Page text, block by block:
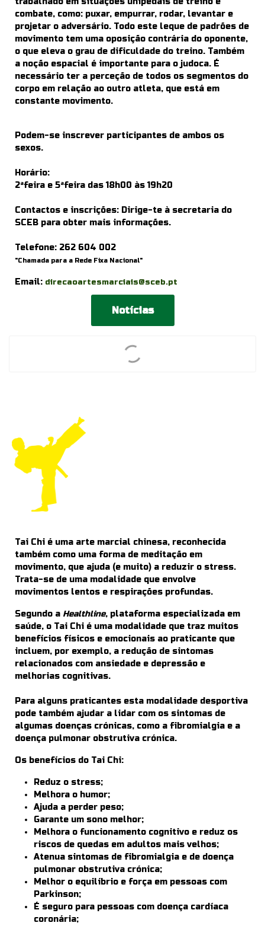
combate, como: puxar, empurrar, rodar, levantar e
projetar o adversário. Todo este leque de padrões de
movimento tem uma oposição contrária do oponente,
o que eleva o grau de dificuldade do treino. Também
a noção espacial é importante para o judoca. É
necessário ter a perceção de todos os segmentos do
corpo em relação ao outro atleta, que está em
constante movimento.
Podem-se inscrever participantes de ambos os
sexos.
Horário:
2ªfeira e 5ªfeira das 18h00 às 19h20
Contactos e inscrições: Dirige-te à secretaria do
SCEB para obter mais informações.
Telefone: 262 604 002
"Chamada para a Rede Fixa Nacional"
Email: direcaoartesmarciais@sceb.pt
Notícias
Tai Chi é uma arte marcial chinesa, reconhecida
também como uma forma de meditação em
movimento, que ajuda (e muito) a reduzir o stress.
Trata-se de uma modalidade que envolve
movimentos lentos e respirações profundas.
Segundo a Healthline, plataforma especializada em
saúde, o Tai Chi é uma modalidade que traz muitos
benefícios físicos e emocionais ao praticante que
incluem, por exemplo, a redução de sintomas
relacionados com ansiedade e depressão e
melhorias cognitivas.
Para alguns praticantes esta modalidade desportiva
pode também ajudar a lidar com os sintomas de
algumas doenças crónicas, como a fibromialgia e a
doença pulmonar obstrutiva crónica.
Os benefícios do Tai Chi:
Reduz o stress;
Melhora o humor;
Ajuda a perder peso;
Garante um sono melhor;
Melhora o funcionamento cognitivo e reduz os
riscos de quedas em adultos mais velhos;
Atenua sintomas de fibromialgia e de doença
pulmonar obstrutiva crónica;
Melhor o equilíbrio e força em pessoas com
Parkinson;
É seguro para pessoas com doença cardíaca
coronária;